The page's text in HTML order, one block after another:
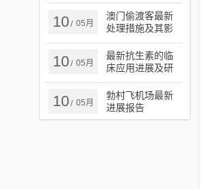
10/ 05月
澳门偷渡客最新
处理措施及其影
响分析
10/ 05月
最新抗生素的临
床应用进展及研
究概述
10/ 05月
勃村飞机场最新
进展报告